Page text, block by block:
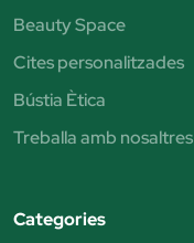
Beauty Space
Cites personalitzades
Bústia Ètica
Treballa amb nosaltres
Categories